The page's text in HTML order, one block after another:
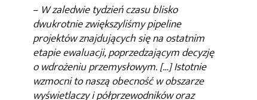
– W zaledwie tydzień czasu blisko
dwukrotnie zwiększyliśmy pipeline
projektów znajdujących się na ostatnim
etapie ewaluacji, poprzedzającym decyzję
o wdrożeniu przemysłowym. […] Istotnie
wzmocni to naszą obecność w obszarze
wyświetlaczy i półprzewodników oraz